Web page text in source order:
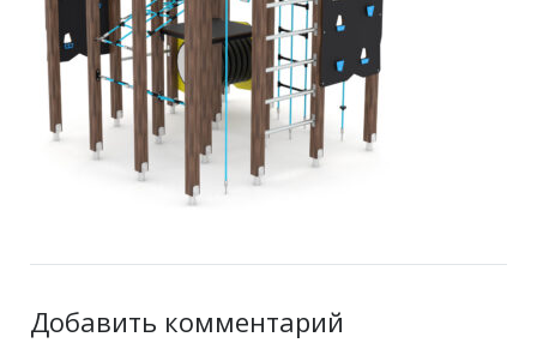
Добавить комментарий